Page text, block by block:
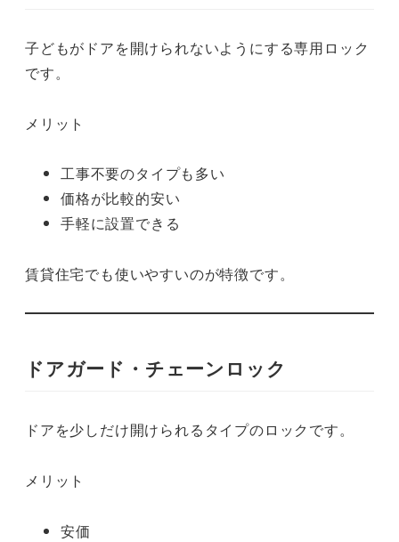
子どもがドアを開けられないようにする専用ロック
です。
メリット
工事不要のタイプも多い
価格が比較的安い
手軽に設置できる
賃貸住宅でも使いやすいのが特徴です。
ドアガード・チェーンロック
ドアを少しだけ開けられるタイプのロックです。
メリット
安価